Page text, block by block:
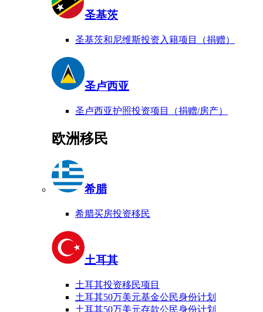
圣基茨
圣基茨和尼维斯投资入籍项目（捐赠）
圣卢西亚
圣卢西亚护照投资项目（捐赠/房产）
欧洲移民
希腊
希腊买房投资移民
土耳其
土耳其投资移民项目
土耳其50万美元基金公民身份计划
土耳其50万美元存款公民身份计划